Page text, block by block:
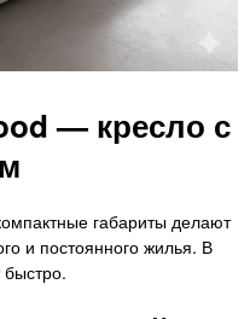
— кресло с
габариты делают
и постоянного жилья. В
быстро.